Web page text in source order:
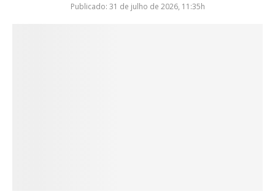
Publicado: 31 de julho de 2026, 11:35h